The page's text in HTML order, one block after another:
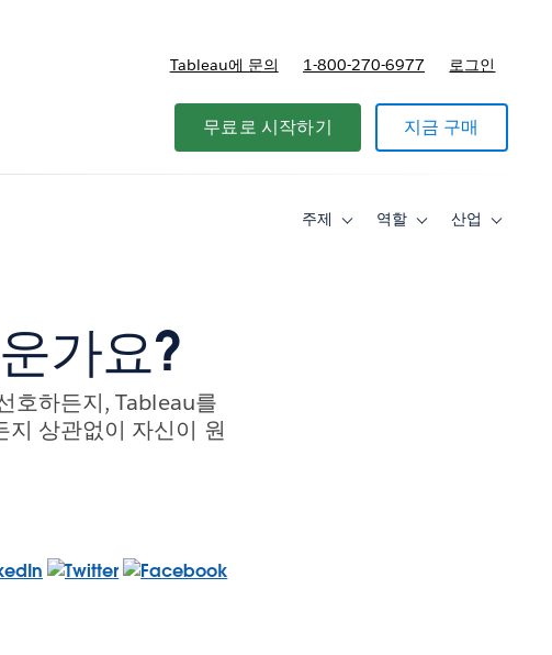
Tableau에 문의 1-800-270-6977 로그인
무료로 시작하기 지금 구매
주제
Toggle역할
Toggle산업
Toggle
가요?
호하든지, Tableau를
상관없이 자신이 원